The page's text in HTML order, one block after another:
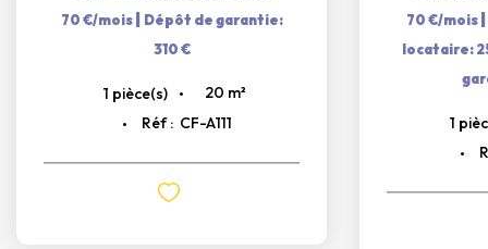
70 €/mois| Dépôt de garantie:
310 €
1 pièce(s) 20 m²
Réf : CF-A111
70 €/mois|
locataire:
1